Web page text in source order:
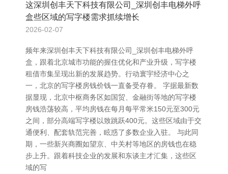
这深圳创丰天下科技有限公司_深圳创丰电梯外呼
盒些区域的写字楼需求抓续增长
2026-02-07
频年来深圳创丰天下科技有限公司_深圳创丰电梯外呼
盒，跟着北京城市功能的握住优化和产业升级，写字楼
租借市集呈现出新的发展趋势。行动寰宇经济中心之
一，北京的写字楼房钱价钱一直备受存眷。 字据最新数
据显现，北京中枢商务区如国贸、金融街等地的写字楼
房钱浩荡较高，平均房钱在每月每平常米150元至300元
之间，部分高端写字楼以致跳跃400元。这些区域由于交
通便利、配套轨范完善，眩惑了多数企业入驻。 与此同
期，一些新兴商圈如望京、中关村等地区的房钱也在稳
步上升。跟着科技企业的发展和东谈主才汇集，这些区
域的写